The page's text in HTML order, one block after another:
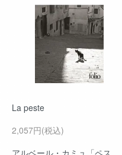
La peste
2,057円(税込)
アルベール・カミュ「ペス